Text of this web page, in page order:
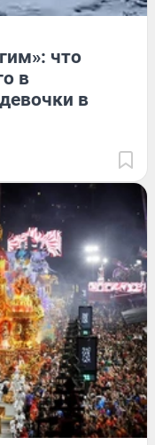
что
в
в